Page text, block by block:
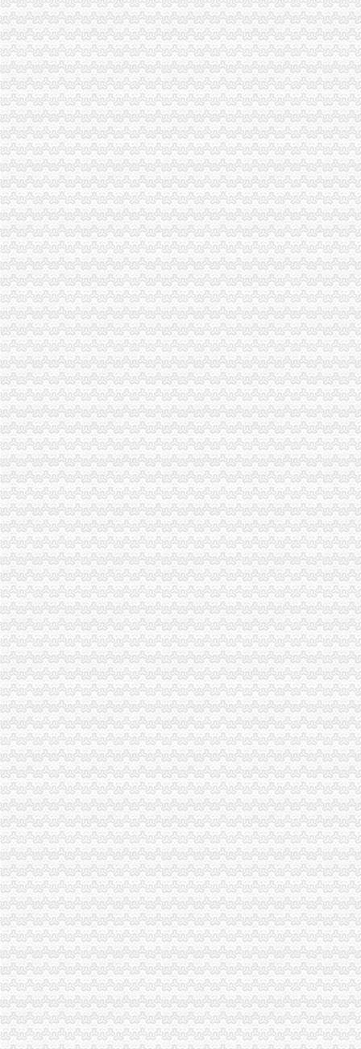
0元注册公司
0元注册公司代理记账98起苏州其他今题网
中山0元注册公司_列表网
重庆一元注册公司
重庆企业注册_重庆公司注册_世界工厂网
重庆环保投资_重庆环保投资有限公司_投资界
重庆0元注册公司
重庆生活家装饰.专注品质整装地址,电话,报价,装修案例（图）-重
重庆售电侧改革开锣批签约电价每千瓦时0.6元_财经频道_同花顺财经
重庆免费注册公司
中国重庆专利注册页|名录_中国重庆专利注册公司|厂家-八方资源网
重庆免费建站|网站制作|网页设计|做网站|域名注册|双线虚拟主机|双线
免费注册公司
公司注册 免费公司注册 中字头公司注册 工商注册_企业科_
免费注册公司,免费提供地址,选择海纳,选择专业-杭州58同城